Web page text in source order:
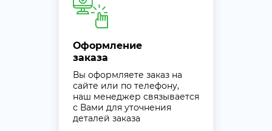
Оформление
заказа
Вы оформляете заказ на
сайте или по телефону,
наш менеджер связывается
с Вами для уточнения
деталей заказа